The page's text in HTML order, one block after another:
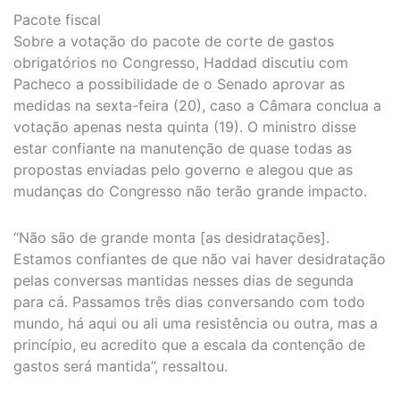
Pacote fiscal
Sobre a votação do pacote de corte de gastos
obrigatórios no Congresso, Haddad discutiu com
Pacheco a possibilidade de o Senado aprovar as
medidas na sexta-feira (20), caso a Câmara conclua a
votação apenas nesta quinta (19). O ministro disse
estar confiante na manutenção de quase todas as
propostas enviadas pelo governo e alegou que as
mudanças do Congresso não terão grande impacto.
“Não são de grande monta [as desidratações].
Estamos confiantes de que não vai haver desidratação
pelas conversas mantidas nesses dias de segunda
para cá. Passamos três dias conversando com todo
mundo, há aqui ou ali uma resistência ou outra, mas a
princípio, eu acredito que a escala da contenção de
gastos será mantida”, ressaltou.